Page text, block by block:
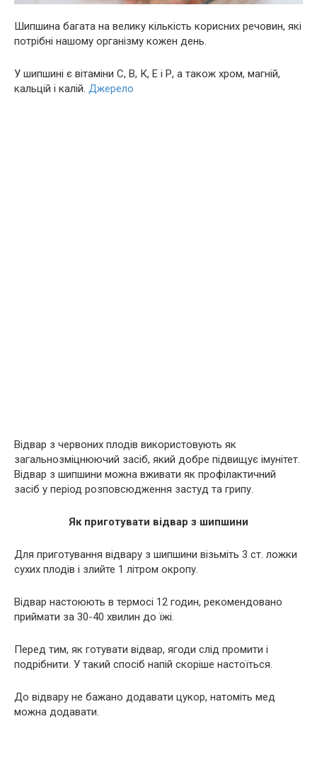
Шипшина багата на велику кількість корисних речовин, які
потрібні нашому організму кожен день.
У шипшині є вітаміни С, В, К, Е і Р, а також хром, магній,
кальцій і калій. Джерело
Відвар з червоних плодів використовують як
загальнозміцнюючий засіб, який добре підвищує імунітет.
Відвар з шипшини можна вживати як профілактичний
засіб у період розповсюдження застуд та грипу.
Як приготувати відвар з шипшини
Для приготування відвару з шипшини візьміть 3 ст. ложки
сухих плодів і злийте 1 літром окропу.
Відвар настоюють в термосі 12 годин, рекомендовано
приймати за 30-40 хвилин до їжі.
Перед тим, як готувати відвар, ягоди слід промити і
подрібнити. У такий спосіб напій скоріше настоїться.
До відвару не бажано додавати цукор, натоміть мед
можна додавати.